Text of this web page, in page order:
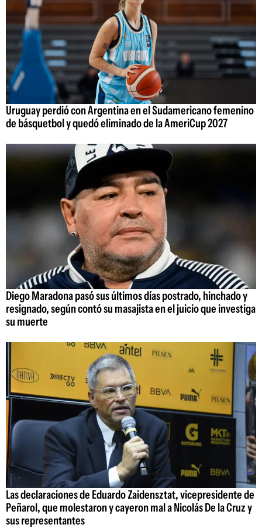
Uruguay perdió con Argentina en el Sudamericano femenino
de básquetbol y quedó eliminado de la AmeriCup 2027
Diego Maradona pasó sus últimos días postrado, hinchado y
resignado, según contó su masajista en el juicio que investiga
su muerte
Las declaraciones de Eduardo Zaidensztat, vicepresidente de
Peñarol, que molestaron y cayeron mal a Nicolás De la Cruz y
sus representantes